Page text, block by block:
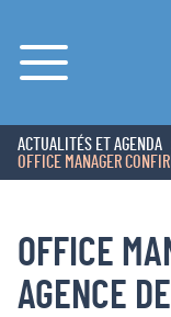
Menu
ACCUEIL
ACTUALITÉS ET AGENDA
OFFICE MANAGER
OFFICE
AGENCE